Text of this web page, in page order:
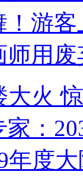
游客
用
大火
：
年度